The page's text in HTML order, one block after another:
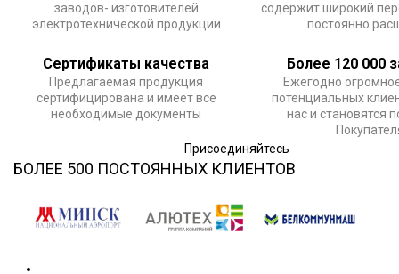
заводов- изготовителей
электротехнической продукции
содержит широкий
постоянно
Сертификаты качества
Предлагаемая продукция
сертифицирована и имеет все
необходимые документы
Более 120 000
Ежегодно
потенциальных
нас и становятся
Присоединяйтесь
БОЛЕЕ 500 ПОСТОЯННЫХ КЛИЕНТОВ